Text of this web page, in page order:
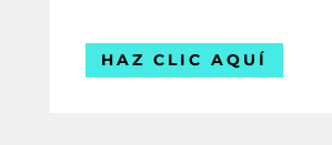
HAZ CLIC AQUÍ